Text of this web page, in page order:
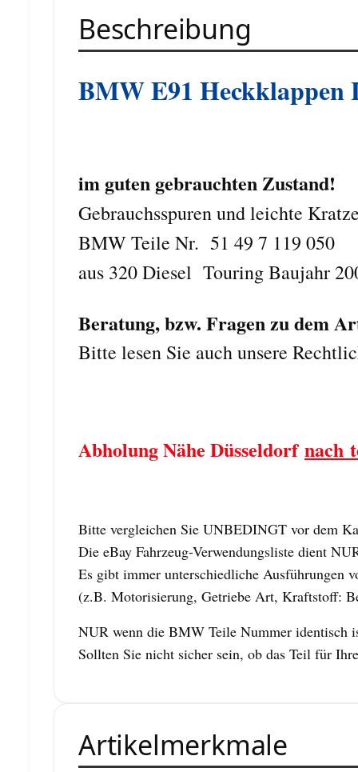
Beschreibung
BMW E91 Heckklappen
im guten gebrauchten Zustand!
Gebrauchsspuren und leichte
BMW Teile Nr. 51 49 7 119 050
aus 320 Diesel Touring Baujahr
Beratung, bzw. Fragen zu dem
Bitte lesen Sie auch unsere
Abholung Nähe Düsseldorfnach
Bitte vergleichen Sie UNBEDINGT vor dem
Die eBay Fahrzeug-Verwendungsliste dient
Es gibt immer unterschiedliche Ausführungen
(z.B. Motorisierung, Getriebe Art, Kraftstoff:
NUR wenn die BMW Teile Nummer identisch
Sollten Sie nicht sicher sein, ob das Teil für
Artikelmerkmale